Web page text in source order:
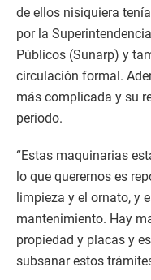
de ellos nisiquiera
por la
Públicos (Sunarp) y
circulación formal.
más complicada y su
periodo.
“Estas maquinarias
lo que querernos es
limpieza y el ornato, y
mantenimiento. Hay
propiedad y placas y
subsanar estos